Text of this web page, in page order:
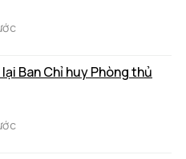
Ban Chỉ huy Phòng thủ